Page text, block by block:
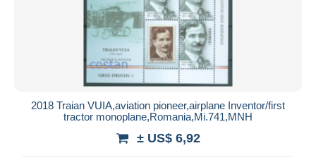
2018 Traian VUIA,aviation pioneer,airplane Inventor/first
tractor monoplane,Romania,Mi.741,MNH
± US$ 6,92